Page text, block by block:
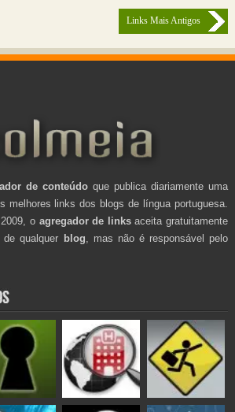
Links Mais Antigos
de conteúdo que publica diariamente uma
melhores links dos blogs de língua portuguesa.
o agregador de linksaceita gratuitamente
qualquer blog , mas não é responsável pelo